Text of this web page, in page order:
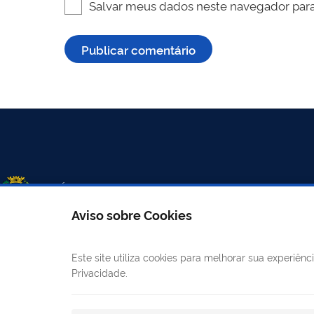
Salvar meus dados neste navegador
CANAIS
Aviso sobre Cookies
Este site utiliza cookies para melhorar sua
Privacidade.